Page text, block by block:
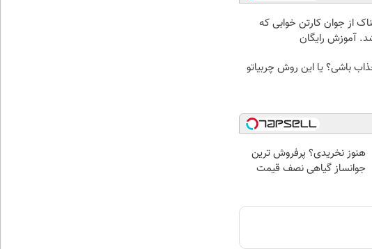
از جوان کارتن خوابی که
آموزش رایگان
باشی؟ یا این روش چربیاتو
هنوز نخریدی؟ پرفروش ترین
جوانساز گیاهی نصف قیمت